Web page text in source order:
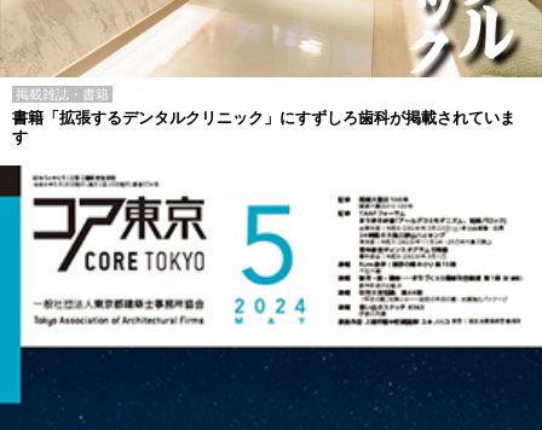
掲載雑誌・書籍
書籍「拡張するデンタルクリニック」にすずしろ歯科が掲載されていま
す